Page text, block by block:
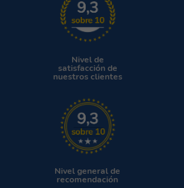
Nivel de
satisfacción de
nuestros clientes
Nivel general de
recomendación